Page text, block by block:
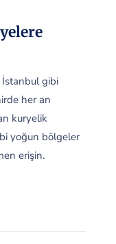
gibi
her an
kuryelik
yoğun bölgeler
erişin.